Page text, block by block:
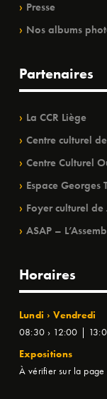
Presse
Nos albums
Partenaires
La CCR Liège
Centre culturel
Centre Culturel
Espace Georges
Foyer culturel
ASAP –
Horaires
Lundi › Vendredi
08:30 › 12:00 |
Expositions
À vérifier sur la